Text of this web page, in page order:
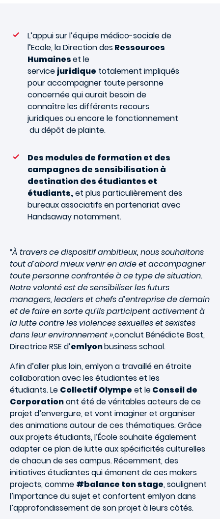
L’appui sur l’équipe médico-sociale de
l’Ecole, la Direction desRessources
Humaineset le
service juridique totalement impliqués
pour accompagner toute personne
concernée qui aurait besoin de
connaître les différents recours
juridiques ou encore le fonctionnement
du dépôt de plainte.
Des modules de formation et des
campagnes de sensibilisation à
destination des étudiantes et
étudiants,et plus particulièrement des
bureaux associatifs en partenariat avec
Handsaway notamment.
“À travers ce dispositif ambitieux, nous souhaitons
tout d’abord mieux venir en aide et accompagner
toute personne confrontée à ce type de situation.
Notre volonté est de sensibiliser les futurs
managers, leaders et chefs d’entreprise de demain
et de faire en sorte qu’ils participent activement à
la lutte contre les violences sexuelles et sexistes
dans leur environnement »,conclut Bénédicte Bost,
Directrice RSE d’emlyonbusiness school.
Afin d’aller plus loin, emlyon a travaillé en étroite
collaboration avec les étudiantes et les
étudiants. Le Collectif Olympe et leConseil de
Corporationont été de véritables acteurs de ce
projet d’envergure, et vont imaginer et organiser
des animations autour de ces thématiques. Grâce
aux projets étudiants, l’École souhaite également
adapter ce plan de lutte aux spécificités culturelles
de chacun de ses campus. Récemment, des
initiatives étudiantes qui émanent de ces makers
projects, comme #balance ton stage, soulignent
l’importance du sujet et confortent emlyon dans
l’approfondissement de son projet à leurs côtés.